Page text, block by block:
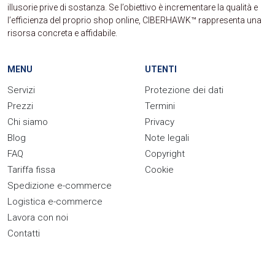
illusorie prive di sostanza. Se l’obiettivo è incrementare la qualità e
l’efficienza del proprio shop online, CIBERHAWK™ rappresenta una
risorsa concreta e affidabile.
MENU
Servizi
Prezzi
Chi siamo
Blog
FAQ
Tariffa fissa
Spedizione e-commerce
Logistica e-commerce
Lavora con noi
Contatti
UTENTI
Protezione dei dati
Termini
Privacy
Note legali
Copyright
Cookie